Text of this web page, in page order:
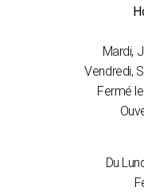
Mardi,
Vendredi,
Fermé
Du